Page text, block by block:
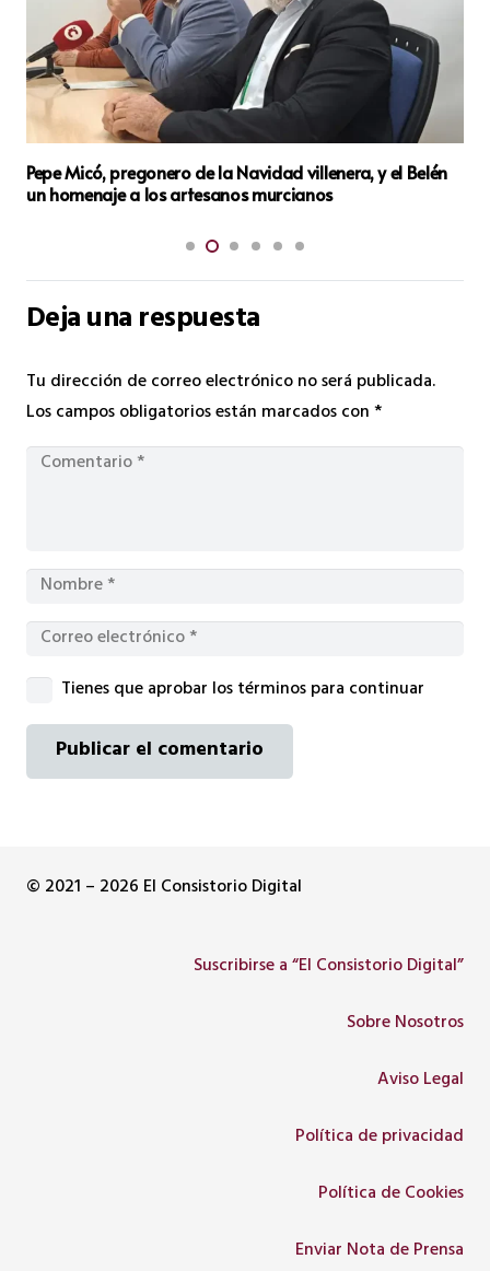
Villena se convierte en la capital de la tradición: 89
Gigantes y Cabezudos tomarán las calles este domingo
Deja una respuesta
Tu dirección de correo electrónico no será publicada.
Los campos obligatorios están marcados con*
Tienes que aprobar los términos para continuar
Publicar el comentario
© 2021 – 2026 El Consistorio Digital
Suscribirse a “El Consistorio Digital”
Sobre Nosotros
Aviso Legal
Política de privacidad
Política de Cookies
Enviar Nota de Prensa